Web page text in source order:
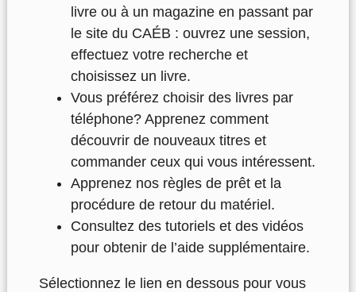
livre ou à un magazine en passant par
le site du CAÉB : ouvrez une session,
effectuez votre recherche et
choisissez un livre.
Vous préférez choisir des livres par
téléphone? Apprenez comment
découvrir de nouveaux titres et
commander ceux qui vous intéressent.
Apprenez nos règles de prêt et la
procédure de retour du matériel.
Consultez des tutoriels et des vidéos
pour obtenir de l’aide supplémentaire.
Sélectionnez le lien en dessous pour vous